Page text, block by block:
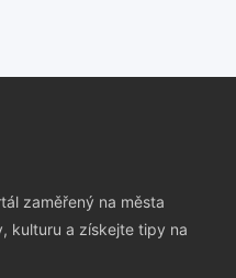
zaměřený na města
kulturu a získejte tipy na